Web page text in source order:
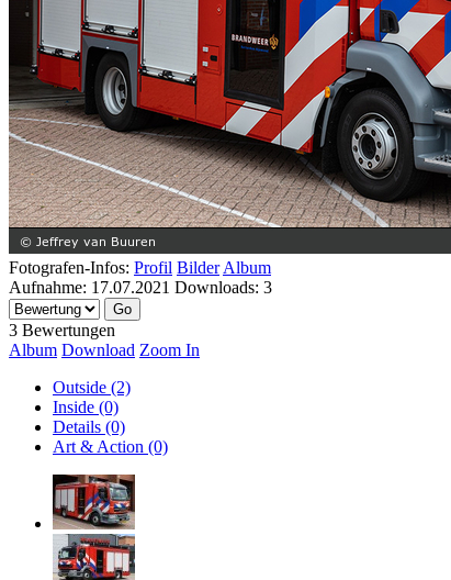
Fotografen-Infos: Profil Bilder Album
Aufnahme: 17.07.2021 Downloads: 3
3 Bewertungen
Album Download Zoom In
Outside (2)
Inside (0)
Details (0)
Art & Action (0)